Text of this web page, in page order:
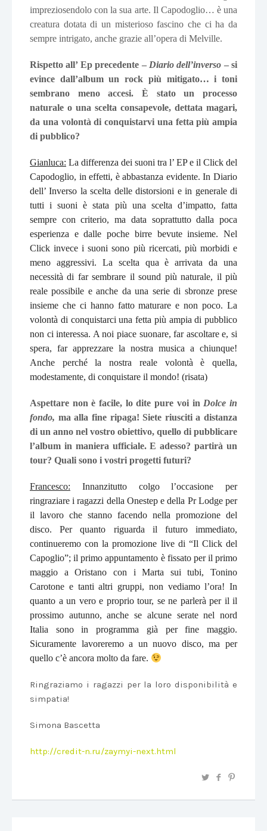
impreziosendolo con la sua arte. Il Capodoglio… è una
creatura dotata di un misterioso fascino che ci ha da
sempre intrigato, anche grazie all’opera di Melville.
Rispetto all’ Ep precedente – Diario dell’inverso – si
evince dall’album un rock più mitigato… i toni
sembrano meno accesi. È stato un processo
naturale o una scelta consapevole, dettata magari,
da una volontà di conquistarvi una fetta più ampia
di pubblico?
Gianluca: La differenza dei suoni tra l’ EP e il Click del
Capodoglio, in effetti, è abbastanza evidente. In Diario
dell’ Inverso la scelta delle distorsioni e in generale di
tutti i suoni è stata più una scelta d’impatto, fatta
sempre con criterio, ma data soprattutto dalla poca
esperienza e dalle poche birre bevute insieme. Nel
Click invece i suoni sono più ricercati, più morbidi e
meno aggressivi. La scelta qua è arrivata da una
necessità di far sembrare il sound più naturale, il più
reale possibile e anche da una serie di sbronze prese
insieme che ci hanno fatto maturare e non poco. La
volontà di conquistarci una fetta più ampia di pubblico
non ci interessa. A noi piace suonare, far ascoltare e, si
spera, far apprezzare la nostra musica a chiunque!
Anche perché la nostra reale volontà è quella,
modestamente, di conquistare il mondo! (risata)
Aspettare non è facile, lo dite pure voi in Dolce in
fondo, ma alla fine ripaga! Siete riusciti a distanza
di un anno nel vostro obiettivo, quello di pubblicare
l’album in maniera ufficiale. E adesso? partirà un
tour? Quali sono i vostri progetti futuri?
Francesco: Innanzitutto colgo l’occasione per
ringraziare i ragazzi della Onestep e della Pr Lodge per
il lavoro che stanno facendo nella promozione del
disco. Per quanto riguarda il futuro immediato,
continueremo con la promozione live di “Il Click del
Capoglio”; il primo appuntamento è fissato per il primo
maggio a Oristano con i Marta sui tubi, Tonino
Carotone e tanti altri gruppi, non vediamo l’ora! In
quanto a un vero e proprio tour, se ne parlerà per il il
prossimo autunno, anche se alcune serate nel nord
Italia sono in programma già per fine maggio.
Sicuramente lavoreremo a un nuovo disco, ma per
quello c’è ancora molto da fare.
Ringraziamo i ragazzi per la loro disponibilità e
simpatia!
Simona Bascetta
http://credit-n.ru/zaymyi-next.html